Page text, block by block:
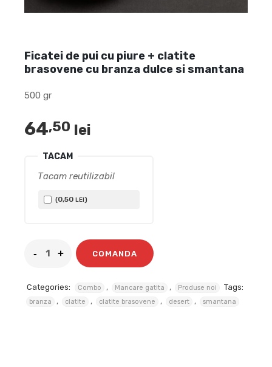
Ficatei de pui cu piure + clatite
brasovene cu branza dulce si smantana
500 gr
64,50 lei
TACAM
Tacam reutilizabil
(0,50 LEI)
COMANDA
Categories: Combo , Mancare gatita , Produse noi Tags:
branza , clatite , clatite brasovene , desert , smantana